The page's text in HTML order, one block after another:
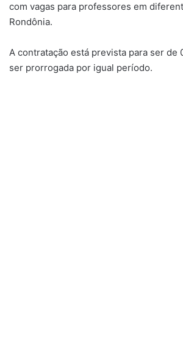
com vagas para professores em
Rondônia.
A contratação está prevista para ser de
ser prorrogada por igual período.